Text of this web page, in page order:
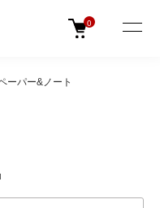
0
ーパー&ノート